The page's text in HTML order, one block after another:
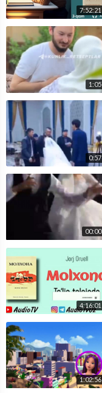
7:52:21
1:05
0:57
00:00
4:16:01
1:02:56